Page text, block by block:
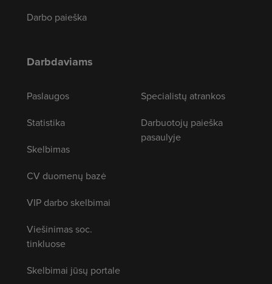
Darbo paieška
Darbdaviams
Paslaugos
Statistika
Skelbimas
CV duomenų bazė
VIP darbo skelbimai
Viešinimas soc.
tinkluose
Skelbimai jūsų portale
Specialistų atrankos
Darbuotojų paieška
pasaulyje